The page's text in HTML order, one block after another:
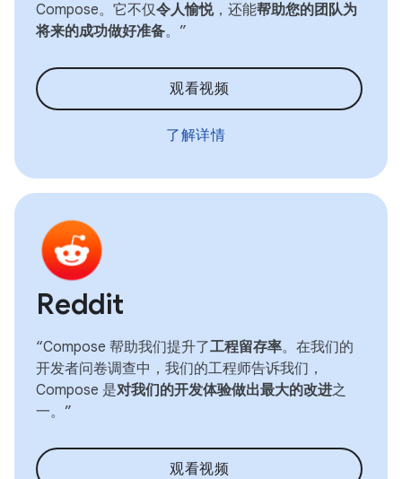
Compose。它不仅令人愉悦，还能帮助您的团队为
将来的成功做好准备。”
观看视频
了解详情
Reddit
“Compose 帮助我们提升了工程留存率。在我们的
开发者问卷调查中，我们的工程师告诉我们，
Compose 是对我们的开发体验做出最大的改进之
一。”
观看视频